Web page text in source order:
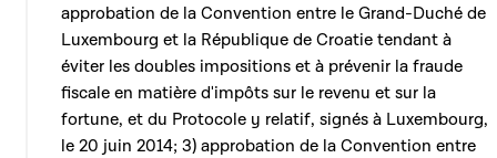
approbation de la Convention entre le Grand-Duché de
Luxembourg et la République de Croatie tendant à
éviter les doubles impositions et à prévenir la fraude
fiscale en matière d'impôts sur le revenu et sur la
fortune, et du Protocole y relatif, signés à Luxembourg,
le 20 juin 2014; 3) approbation de la Convention entre